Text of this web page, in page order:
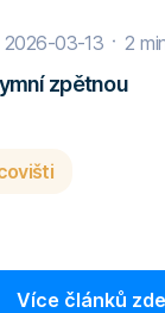
2026-03-13 2
zpětnou
Více článků zde